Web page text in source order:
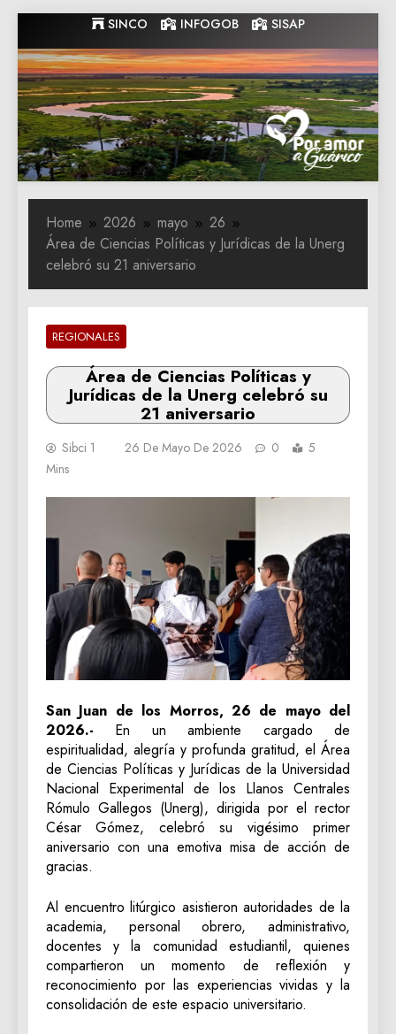
to
content
SINCO INFOGOB SISAP
Gobernacion
de Guarico
Gobernacion de Guarico
Home 2026 mayo
26
Área de Ciencias Políticas y Jurídicas de la Unerg
celebró su 21 aniversario
REGIONALES
Área de Ciencias Políticas y
Jurídicas de la Unerg celebró su
21 aniversario
Sibci 1 26 De Mayo De 2026 0
5
Mins
San Juan de los Morros, 26 de mayo del
2026.- En un ambiente cargado de
espiritualidad, alegría y profunda gratitud, el Área
de Ciencias Políticas y Jurídicas de la Universidad
Nacional Experimental de los Llanos Centrales
Rómulo Gallegos (Unerg), dirigida por el rector
César Gómez, celebró su vigésimo primer
aniversario con una emotiva misa de acción de
gracias.
​Al encuentro litúrgico asistieron autoridades de la
academia, personal obrero, administrativo,
docentes y la comunidad estudiantil, quienes
compartieron un momento de reflexión y
reconocimiento por las experiencias vividas y la
consolidación de este espacio universitario.